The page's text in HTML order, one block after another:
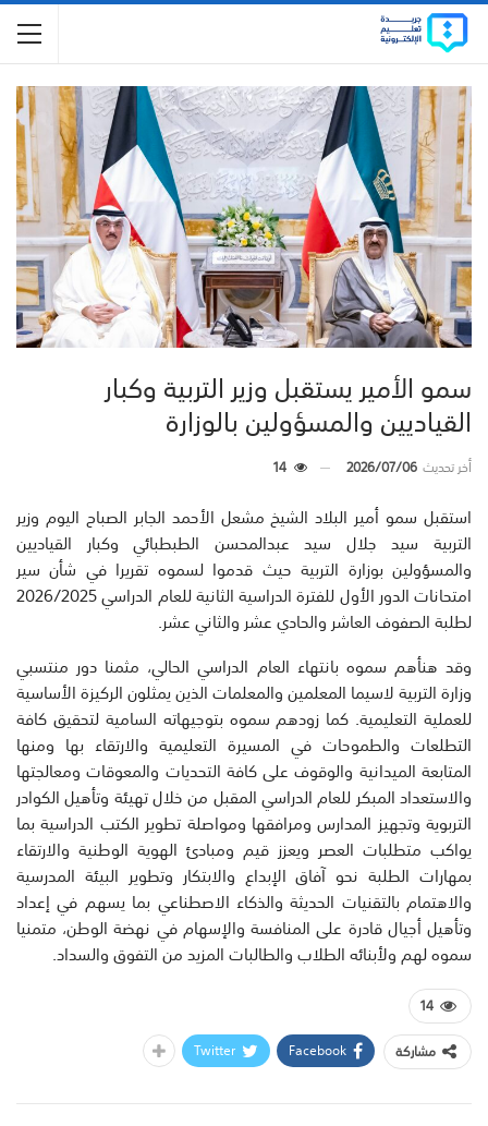
سمو الأمير يستقبل وزير التربية وكبار
القياديين والمسؤولين بالوزارة
أخر تحديث2026/07/06
14
استقبل سمو أمير البلاد الشيخ مشعل الأحمد الجابر الصباح اليوم وزير
التربية سيد جلال سيد عبدالمحسن الطبطبائي وكبار القياديين
والمسؤولين بوزارة التربية حيث قدموا لسموه تقريرا في شأن سير
امتحانات الدور الأول للفترة الدراسية الثانية للعام الدراسي 2026/2025
لطلبة الصفوف العاشر والحادي عشر والثاني عشر.
وقد هنأهم سموه بانتهاء العام الدراسي الحالي، مثمنا دور منتسبي
وزارة التربية لاسيما المعلمين والمعلمات الذين يمثلون الركيزة الأساسية
للعملية التعليمية. كما زودهم سموه بتوجيهاته السامية لتحقيق كافة
التطلعات والطموحات في المسيرة التعليمية والارتقاء بها ومنها
المتابعة الميدانية والوقوف على كافة التحديات والمعوقات ومعالجتها
والاستعداد المبكر للعام الدراسي المقبل من خلال تهيئة وتأهيل الكوادر
التربوية وتجهيز المدارس ومرافقها ومواصلة تطوير الكتب الدراسية بما
يواكب متطلبات العصر ويعزز قيم ومبادئ الهوية الوطنية والارتقاء
بمهارات الطلبة نحو آفاق الإبداع والابتكار وتطوير البيئة المدرسية
والاهتمام بالتقنيات الحديثة والذكاء الاصطناعي بما يسهم في إعداد
وتأهيل أجيال قادرة على المنافسة والإسهام في نهضة الوطن، متمنيا
سموه لهم ولأبنائه الطلاب والطالبات المزيد من التفوق والسداد.
14
مشاركة
Facebook
Twitter